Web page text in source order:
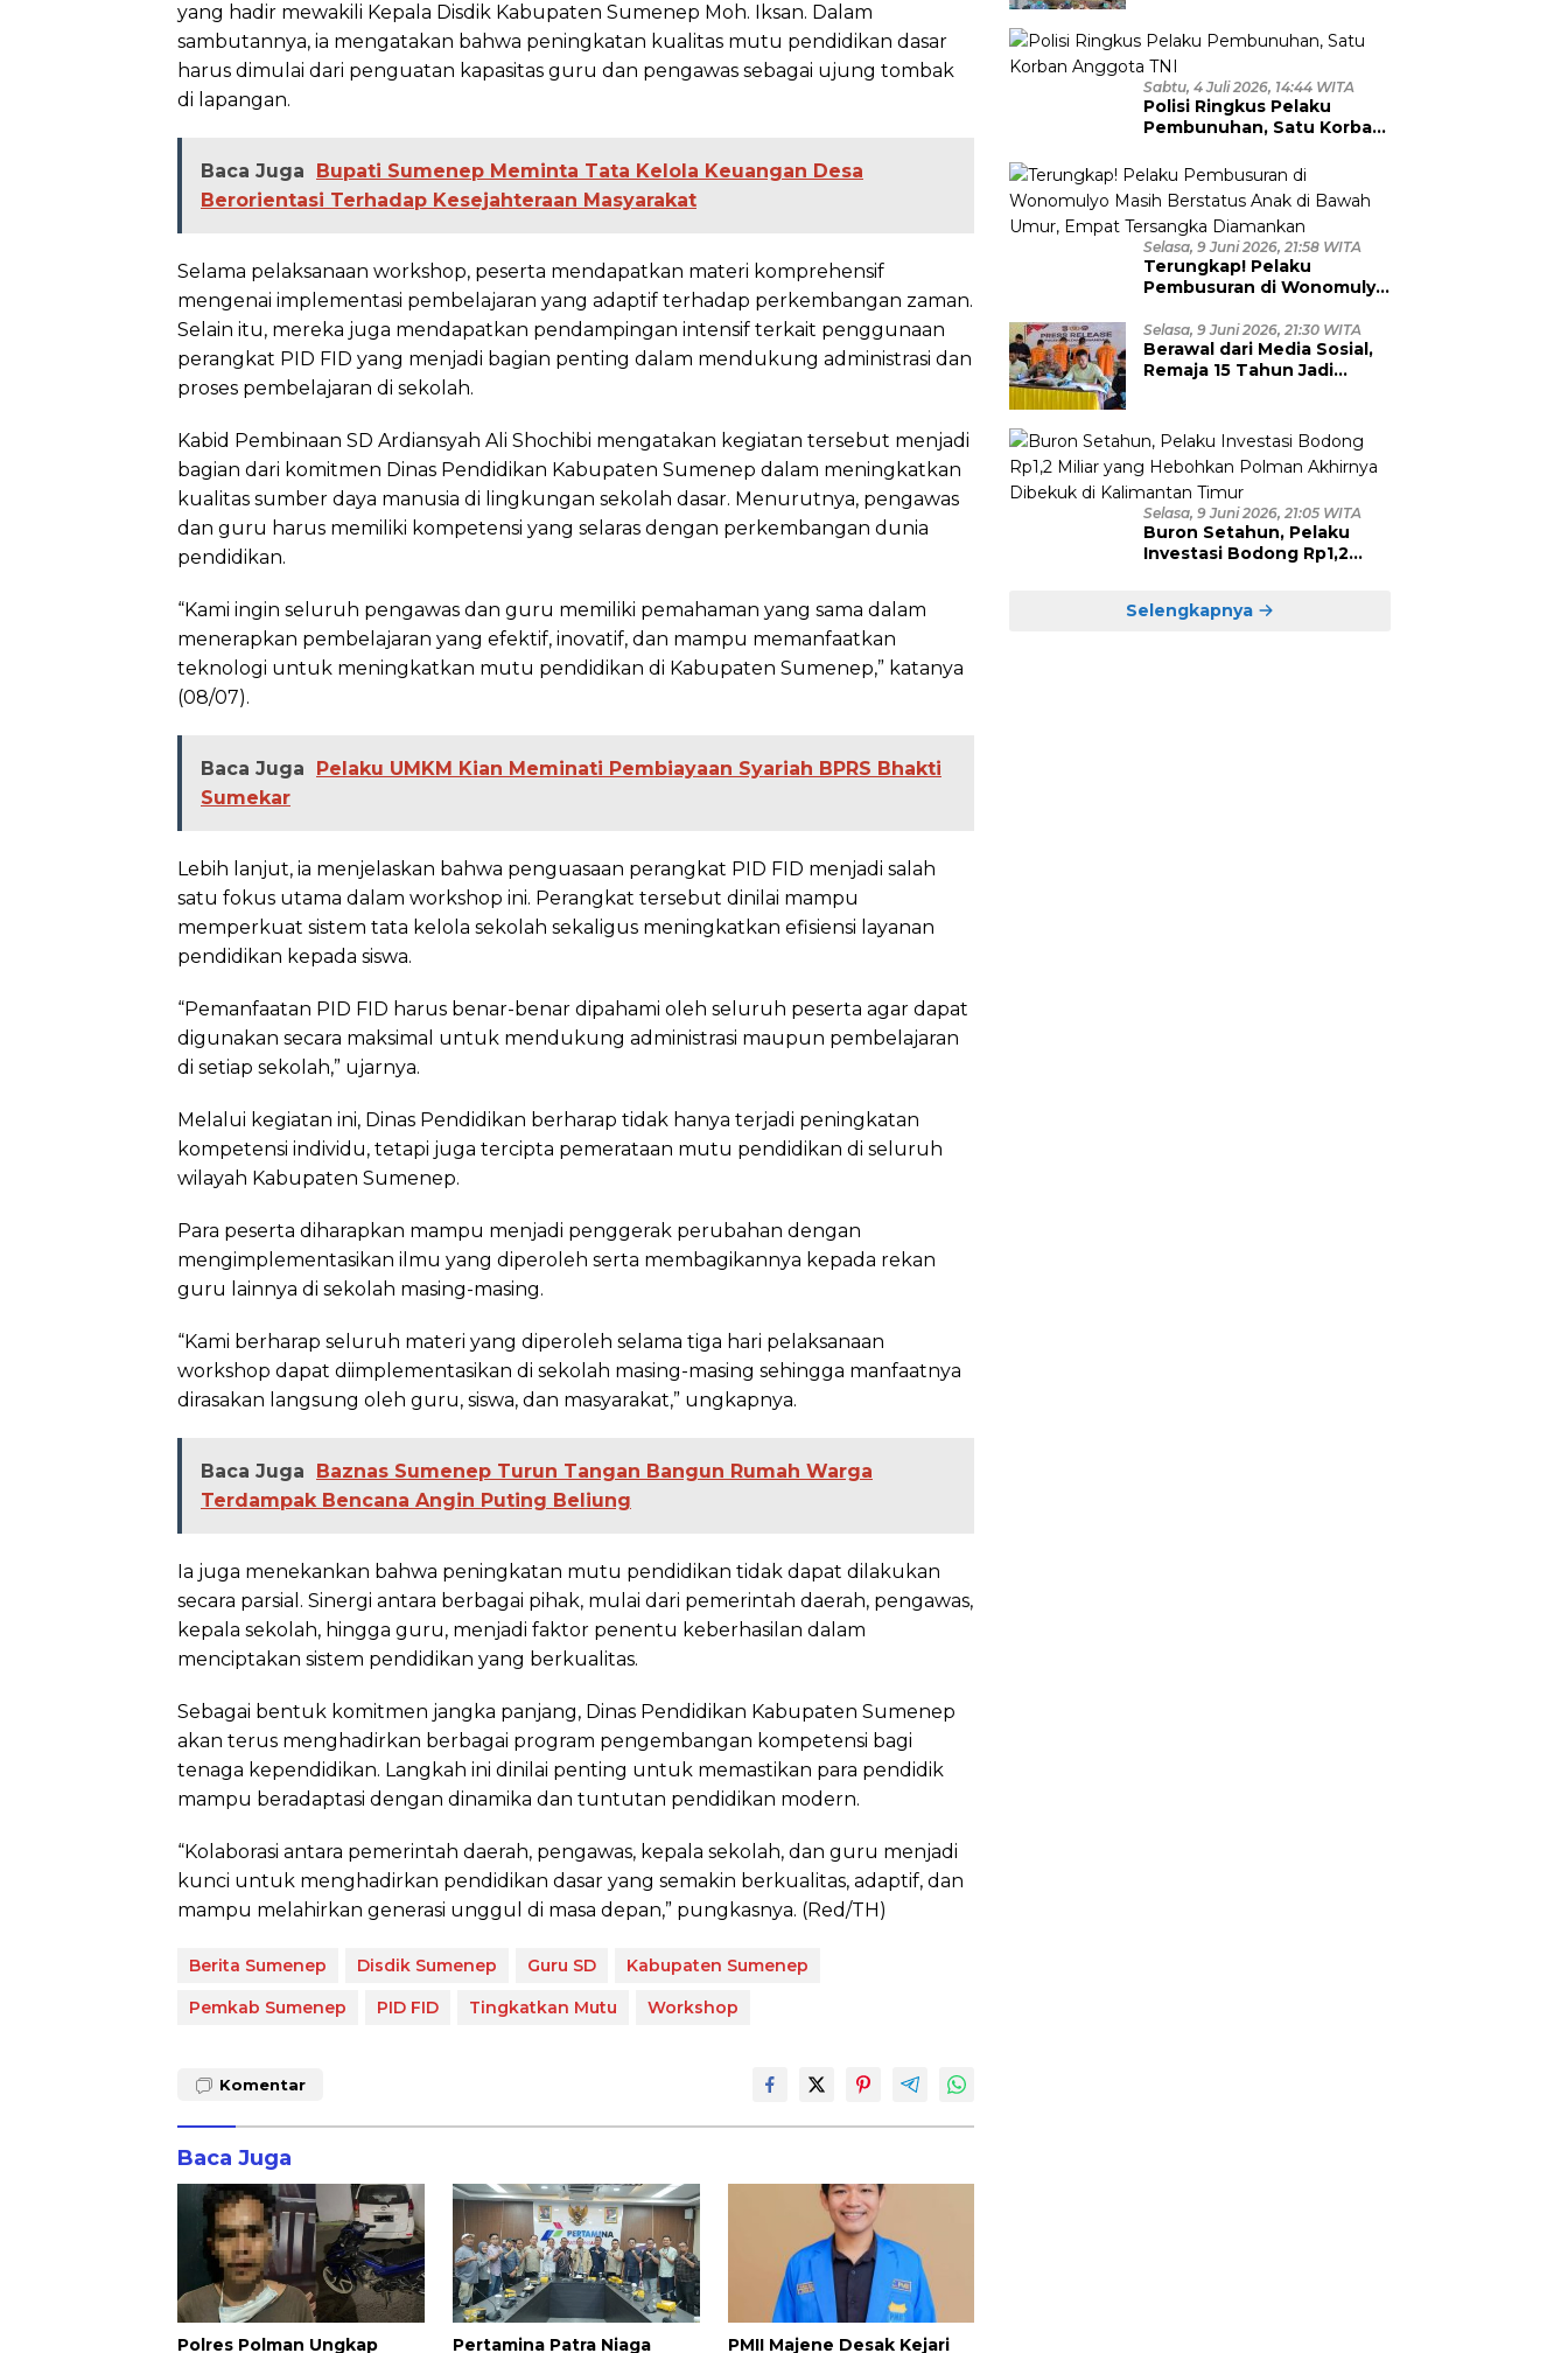
yang hadir mewakili Kepala Disdik Kabupaten Sumenep Moh. Iksan. Dalam
sambutannya, ia mengatakan bahwa peningkatan kualitas mutu pendidikan dasar
harus dimulai dari penguatan kapasitas guru dan pengawas sebagai ujung tombak
di lapangan.
Baca Juga
Bupati Sumenep Meminta Tata Kelola Keuangan Desa
Berorientasi Terhadap Kesejahteraan Masyarakat
Selama pelaksanaan workshop, peserta mendapatkan materi komprehensif
mengenai implementasi pembelajaran yang adaptif terhadap perkembangan zaman.
Selain itu, mereka juga mendapatkan pendampingan intensif terkait penggunaan
perangkat PID FID yang menjadi bagian penting dalam mendukung administrasi dan
proses pembelajaran di sekolah.
Kabid Pembinaan SD Ardiansyah Ali Shochibi mengatakan kegiatan tersebut menjadi
bagian dari komitmen Dinas Pendidikan Kabupaten Sumenep dalam meningkatkan
kualitas sumber daya manusia di lingkungan sekolah dasar. Menurutnya, pengawas
dan guru harus memiliki kompetensi yang selaras dengan perkembangan dunia
pendidikan.
“Kami ingin seluruh pengawas dan guru memiliki pemahaman yang sama dalam
menerapkan pembelajaran yang efektif, inovatif, dan mampu memanfaatkan
teknologi untuk meningkatkan mutu pendidikan di Kabupaten Sumenep,” katanya
(08/07).
Baca Juga
Pelaku UMKM Kian Meminati Pembiayaan Syariah BPRS Bhakti
Sumekar
Lebih lanjut, ia menjelaskan bahwa penguasaan perangkat PID FID menjadi salah
satu fokus utama dalam workshop ini. Perangkat tersebut dinilai mampu
memperkuat sistem tata kelola sekolah sekaligus meningkatkan efisiensi layanan
pendidikan kepada siswa.
“Pemanfaatan PID FID harus benar-benar dipahami oleh seluruh peserta agar dapat
digunakan secara maksimal untuk mendukung administrasi maupun pembelajaran
di setiap sekolah,” ujarnya.
Melalui kegiatan ini, Dinas Pendidikan berharap tidak hanya terjadi peningkatan
kompetensi individu, tetapi juga tercipta pemerataan mutu pendidikan di seluruh
wilayah Kabupaten Sumenep.
Para peserta diharapkan mampu menjadi penggerak perubahan dengan
mengimplementasikan ilmu yang diperoleh serta membagikannya kepada rekan
guru lainnya di sekolah masing-masing.
“Kami berharap seluruh materi yang diperoleh selama tiga hari pelaksanaan
workshop dapat diimplementasikan di sekolah masing-masing sehingga manfaatnya
dirasakan langsung oleh guru, siswa, dan masyarakat,” ungkapnya.
Baca Juga
Baznas Sumenep Turun Tangan Bangun Rumah Warga
Terdampak Bencana Angin Puting Beliung
Ia juga menekankan bahwa peningkatan mutu pendidikan tidak dapat dilakukan
secara parsial. Sinergi antara berbagai pihak, mulai dari pemerintah daerah, pengawas,
kepala sekolah, hingga guru, menjadi faktor penentu keberhasilan dalam
menciptakan sistem pendidikan yang berkualitas.
Sebagai bentuk komitmen jangka panjang, Dinas Pendidikan Kabupaten Sumenep
akan terus menghadirkan berbagai program pengembangan kompetensi bagi
tenaga kependidikan. Langkah ini dinilai penting untuk memastikan para pendidik
mampu beradaptasi dengan dinamika dan tuntutan pendidikan modern.
“Kolaborasi antara pemerintah daerah, pengawas, kepala sekolah, dan guru menjadi
kunci untuk menghadirkan pendidikan dasar yang semakin berkualitas, adaptif, dan
mampu melahirkan generasi unggul di masa depan,” pungkasnya. (Red/TH)
Berita Sumenep Disdik Sumenep Guru SD
Kabupaten Sumenep
Pemkab Sumenep
PID FID Tingkatkan Mutu Workshop
Komentar
Baca Juga
Polres Polman Ungkap Pertamina Patra Niaga PMII Majene Desak Kejari
Dimusnahkan
Sabtu, 4 Juli 2026, 14:44 WITA
Polisi Ringkus Pelaku
Pembunuhan, Satu Korban
Selasa, 9 Juni 2026, 21:58 WITA
Terungkap! Pelaku
Pembusuran di Wonomulyo
Bawah Umur, Empat
Tersangka Diamankan
Selasa, 9 Juni 2026, 21:30 WITA
Berawal dari Media Sosial,
Remaja 15 Tahun Jadi
Dibekuk Polisi
Selasa, 9 Juni 2026, 21:05 WITA
Buron Setahun, Pelaku
Investasi Bodong Rp1,2
di Kalimantan Timur
Selengkapnya